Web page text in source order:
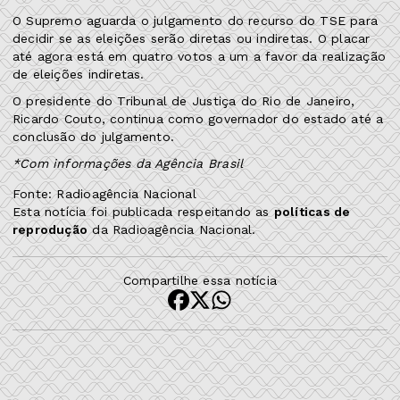
O Supremo aguarda o julgamento do recurso do TSE para
decidir se as eleições serão diretas ou indiretas. O placar
até agora está em quatro votos a um a favor da realização
de eleições indiretas.
O presidente do Tribunal de Justiça do Rio de Janeiro,
Ricardo Couto, continua como governador do estado até a
conclusão do julgamento.
*Com informações da Agência Brasil
Fonte: Radioagência Nacional
Esta notícia foi publicada respeitando aspolíticas de
reproduçãoda Radioagência Nacional.
Compartilhe essa notícia